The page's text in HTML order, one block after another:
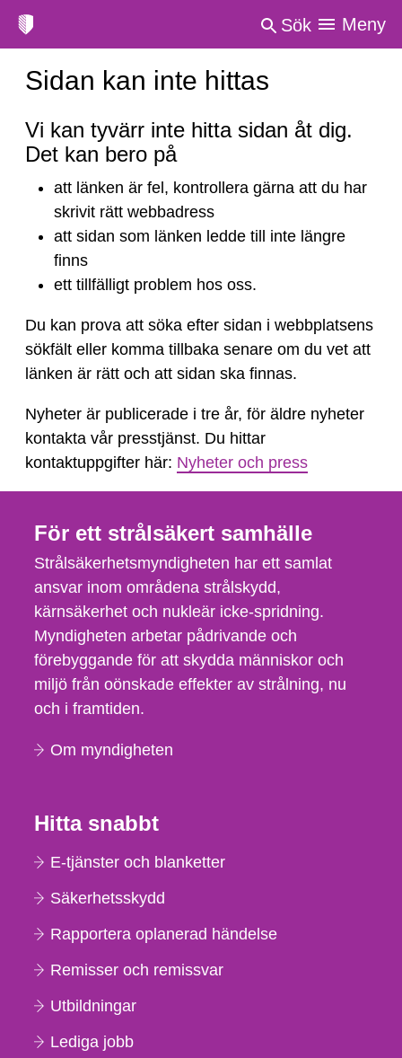
Sök Meny
Sidan kan inte hittas
Sidan
kan
inte
hittas
Vi kan tyvärr inte hitta sidan åt dig.
Det kan bero på
att länken är fel, kontrollera gärna att du har
skrivit rätt webbadress
att sidan som länken ledde till inte längre
finns
ett tillfälligt problem hos oss.
Du kan prova att söka efter sidan i webbplatsens
sökfält eller komma tillbaka senare om du vet att
länken är rätt och att sidan ska finnas.
Nyheter är publicerade i tre år, för äldre nyheter
kontakta vår presstjänst. Du hittar
kontaktuppgifter här: Nyheter och press
För ett strålsäkert samhälle
Strålsäkerhetsmyndigheten har ett samlat
ansvar inom områdena strålskydd,
kärnsäkerhet och nukleär icke-spridning.
Myndigheten arbetar pådrivande och
förebyggande för att skydda människor och
miljö från oönskade effekter av strålning, nu
och i framtiden.
Om myndigheten
Hitta snabbt
E-tjänster och blanketter
Säkerhetsskydd
Rapportera oplanerad händelse
Remisser och remissvar
Utbildningar
Lediga jobb